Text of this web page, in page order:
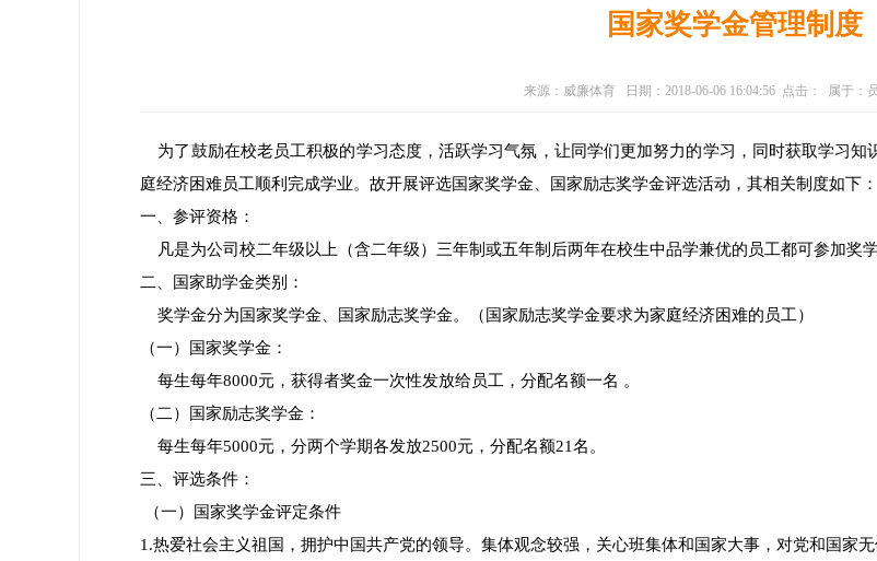
国家奖学金管理制度
来源： 威廉体育 日期： 2018-06-06 16:04:56 点击： 属于：
为了鼓励在校老员工积极的学习态度，活跃学习气氛，让同学们更加努力的学习，同时获取学习
庭经济困难员工顺利完成学业。故开展评选国家奖学金、国家励志奖学金评选活动，其相关制度如下：
一、参评资格：
凡是为公司校二年级以上（含二年级）三年制或五年制后两年在校生中品学兼优的员工都可参加奖学
二、国家助学金类别：
奖学金分为国家奖学金、国家励志奖学金。（国家励志奖学金要求为家庭经济困难的员工）
（一）国家奖学金：
每生每年8000元，获得者奖金一次性发放给员工，分配名额一名 。
（二）国家励志奖学金：
每生每年5000元，分两个学期各发放2500元，分配名额21名。
三、评选条件：
（一）国家奖学金评定条件
1.热爱社会主义祖国，拥护中国共产党的领导。集体观念较强，关心班集体和国家大事，对党和国家无